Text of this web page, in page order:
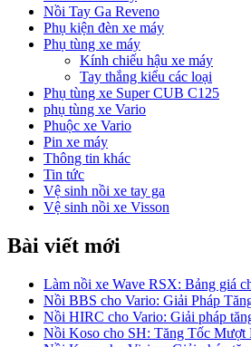
Nồi Tay Ga Reveno
Phụ kiện đèn xe máy
Phụ tùng xe máy
Kính chiếu hậu xe máy
Tay thắng kiểu các loại
Phụ tùng xe Super CUB C125
phụ tùng xe Vario
Phuộc xe Vario
Pin xe máy
Thông tin khác
Tin tức
Vệ sinh nồi xe tay ga
Vệ sinh nồi xe Visson
Bài viết mới
Làm nồi xe Wave RSX: Bảng giá
Nồi BBS cho Vario: Giải Pháp
Nồi HIRC cho Vario: Giải pháp
Nồi Koso cho SH: Tăng Tốc Mượt